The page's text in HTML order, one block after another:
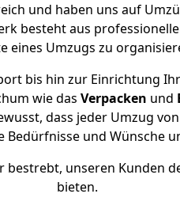
und haben uns auf
besteht aus
eines Umzugs zu
bis hin zur Einrichtung
wie das Verpacken und
dass jeder Umzug
und Wünsche
bestrebt, unseren Kunden
bieten.